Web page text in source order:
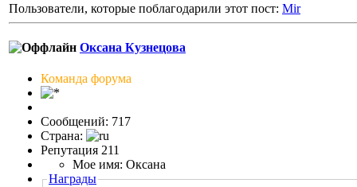
Пользователи, которые поблагодарили этот пост: Mir
Оксана Кузнецова
Команда форума
Сообщений: 717
Страна:
Репутация 211
Мое имя: Оксана
Награды